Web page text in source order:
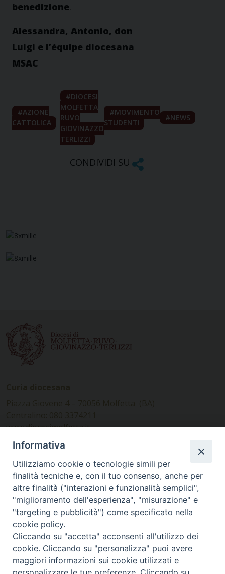
benedizione.
Alessandra, Antonio, don
Luigi e l’équipe diocesana
MSAC
AZIONE
CATTOLICA
DIOCESI
MOLFETTA
RUVO
GIOVINAZZO
TERLIZZI
MOVIMENTO
STUDENTI
NEWS
CONDIVIDI SU
www.diocesimolfetta.it –
diocesimolfetta@pec.chiesacattolica.it
Ufficio Comunicazioni sociali
Piazza Giovene 4 – 70056 Molfetta (BA)
comunicazionisociali@diocesimolfetta.it
SEGUICI SU
Facebook
Instagram
X YouTube
Feed
Informativa
Utilizziamo cookie o tecnologie simili per
finalità tecniche e, con il tuo consenso, anche per
altre finalità ("interazioni e funzionalità semplici",
"miglioramento dell'esperienza", "misurazione" e
"targeting e pubblicità") come specificato nella
cookie policy.
Cliccando su "accetta" acconsenti all'utilizzo dei
cookie. Cliccando su "personalizza" puoi avere
maggiori informazioni sui cookie utilizzati e